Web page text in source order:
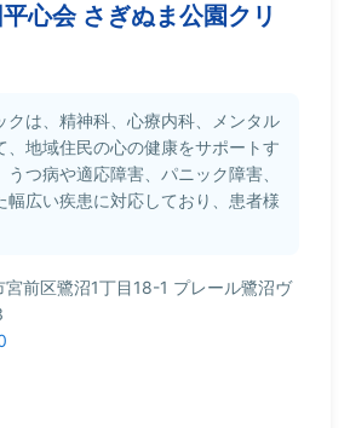
心会 さぎぬま公園クリ
クは、精神科、心療内科、メンタル
、地域住民の心の健康をサポートす
うつ病や適応障害、パニック障害、
幅広い疾患に対応しており、患者様
宮前区鷺沼1丁目18-1 プレール鷺沼ヴ